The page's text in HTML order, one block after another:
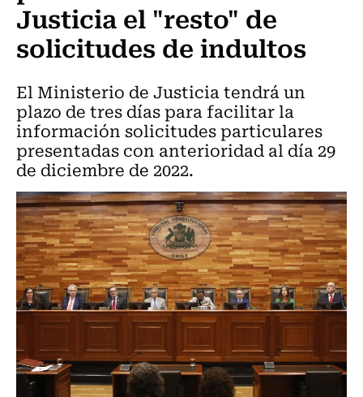
Justicia el "resto" de
solicitudes de indultos
El Ministerio de Justicia tendrá un
plazo de tres días para facilitar la
información solicitudes particulares
presentadas con anterioridad al día 29
de diciembre de 2022.